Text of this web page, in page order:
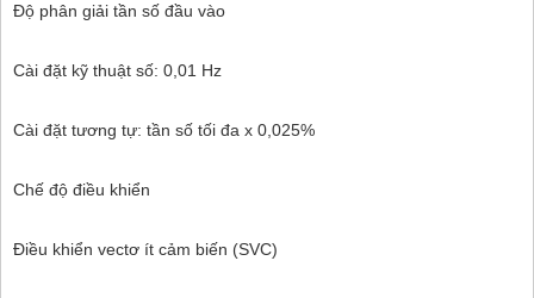
Độ phân giải tần số đầu vào
Cài đặt kỹ thuật số: 0,01 Hz
Cài đặt tương tự: tần số tối đa x 0,025%
Chế độ điều khiển
Điều khiển vectơ ít cảm biến (SVC)